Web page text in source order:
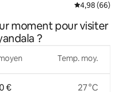
Évaluation
4,98 (66)
moment pour visiter
?
€
Temp. moy.
27 °C